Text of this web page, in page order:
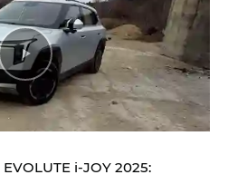
i‑JOY 2025: